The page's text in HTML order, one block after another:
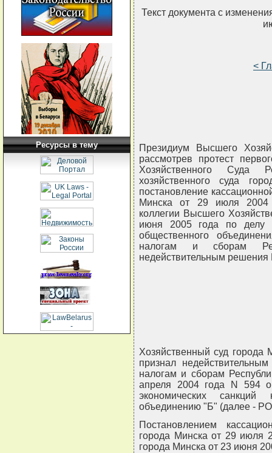
Ресурсы в тему
Текст документа с
<
Президиум Высшего
рассмотрев протест
Хозяйственного Суда
хозяйственного суда
постановление
Минска от 29 июля 2004
коллегии Высшего
июня 2005 года по делу
общественного
налогам и сборам
недействительным решения
Хозяйственный суд
признал
налогам и сборам
апреля 2004 года N 594
экономических санкций
объединению "Б" (далее -
Постановлением
города Минска от 29 июля
города Минска от 23 июня